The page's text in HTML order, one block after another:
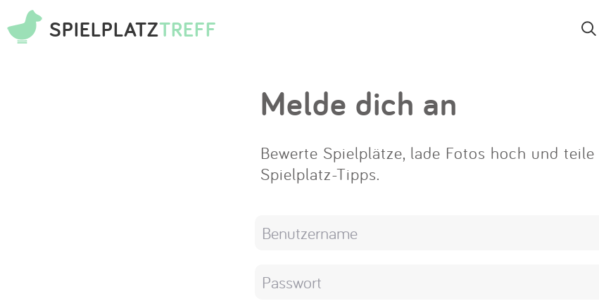
SPIELPLATZTREFF
App
Melde dich an
Bewerte Spielplätze, lade Fotos hoch und teile
Spielplatz-Tipps.